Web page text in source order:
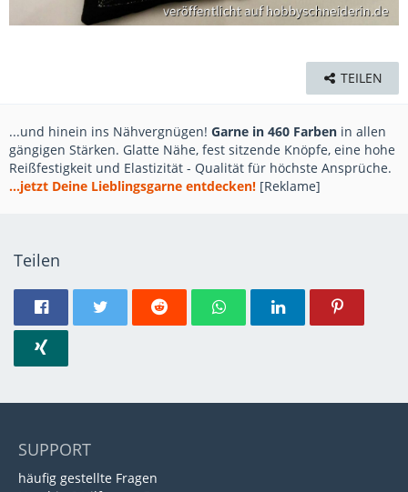
TEILEN
...und hinein ins Nähvergnügen! Garne in 460 Farben in allen
gängigen Stärken. Glatte Nähe, fest sitzende Knöpfe, eine hohe
Reißfestigkeit und Elastizität - Qualität für höchste Ansprüche.
...jetzt Deine Lieblingsgarne entdecken! [Reklame]
Teilen
SUPPORT
häufig gestellte Fragen